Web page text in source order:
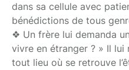
dans sa cellule avec
bénédictions de tous
❖ Un frère lui demanda
vivre en étranger ? » Il lui
tout lieu où se retrouve